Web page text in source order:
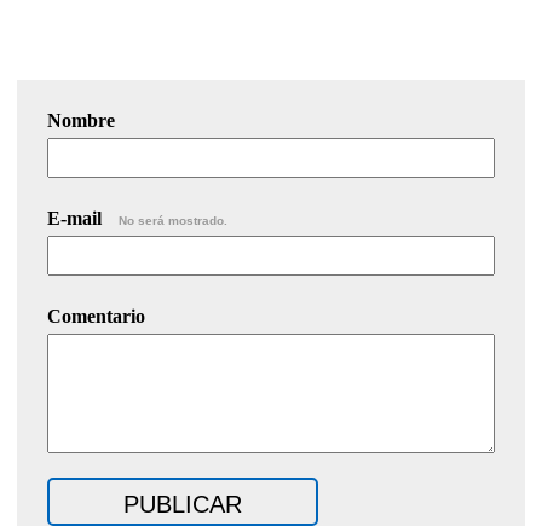
Nombre
E-mail No será mostrado.
Comentario